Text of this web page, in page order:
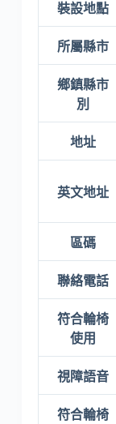
裝設地點
所屬縣市
鄉鎮縣市
別
地址
英文地址
區碼
聯絡電話
符合輪椅
使用
視障語音
符合輪椅